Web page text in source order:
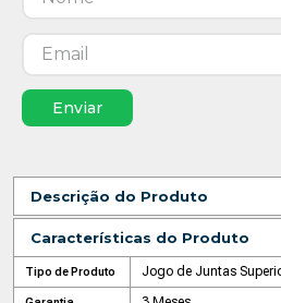
Enviar
Descrição do Produto
Características do Produto
Tipo de Produto Jogo de Juntas